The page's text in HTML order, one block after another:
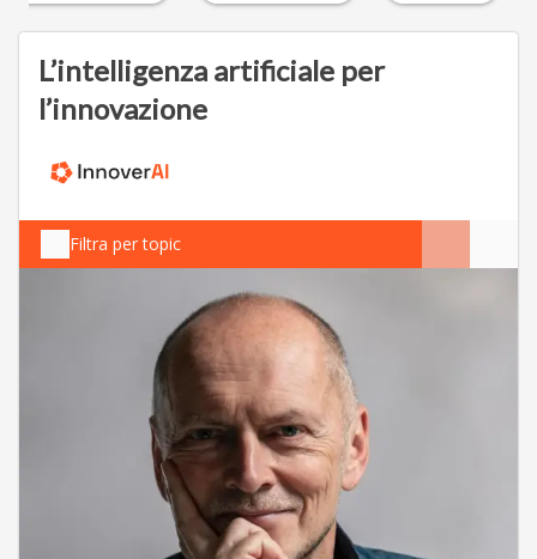
L’intelligenza artificiale per
l’innovazione
Filtra per topic